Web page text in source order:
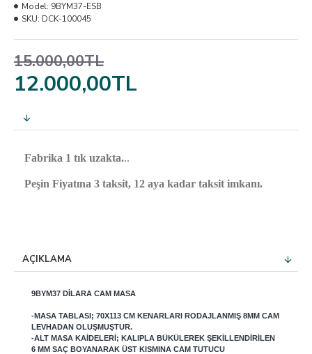
12.000,00TL
15.000,00TL
Model: 9BYM37-ESB
SKU: DCK-100045
Fabrika 1 tık uzakta...
Peşin Fiyatına 3 taksit, 12 aya kadar taksit imkanı.
AÇIKLAMA
9BYM37 DILARA CAM MASA
-MASA TABLASI; 70X113 CM KENARLARI RODAJLANMIŞ 8MM CAM
LEVHADAN OLUŞMUŞTUR.
-ALT MASA KAIDELERI; KALIPLA BÜKÜLEREK ŞEKILLENDIRILEN
6 MM SAÇ BOYANARAK ÜST KISMINA CAM TUTUCU